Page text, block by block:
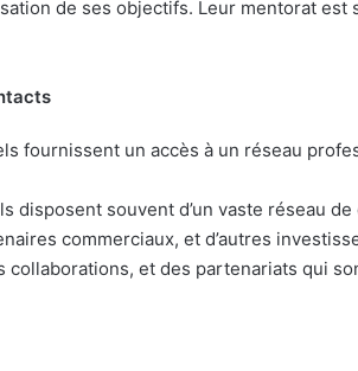
de ses objectifs. Leur mentorat
fournissent un accès à un réseau
disposent souvent d’un vaste réseau
commerciaux, et d’autres
et des partenariats qui